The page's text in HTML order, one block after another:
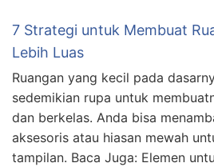
7 Strategi untuk Membuat
Lebih Luas
Ruangan yang kecil pada
sedemikian rupa untuk
dan berkelas. Anda bisa
aksesoris atau hiasan mewah
tampilan. Baca Juga: Elemen